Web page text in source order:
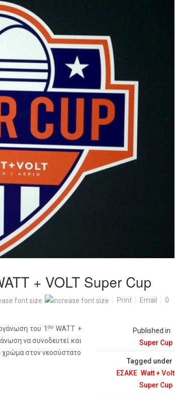
+ VOLT Super Cup
Print Email
0
Published in
Super Cup
Tagged under
ΕΣΑΚΕ Watt + Volt
Super Cup
του 1 ου WATT +
να συνοδευτεί και
στον νεοσύστατο